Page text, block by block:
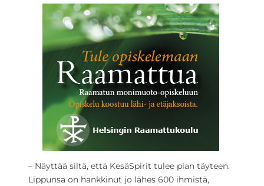
– Näyttää siltä, että KesäSpirit tulee pian täyteen.
Lippunsa on hankkinut jo lähes 600 ihmistä,